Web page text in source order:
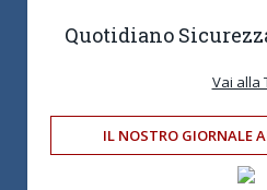
Quotidiano
Vai alla
IL NOSTRO GIORNALE